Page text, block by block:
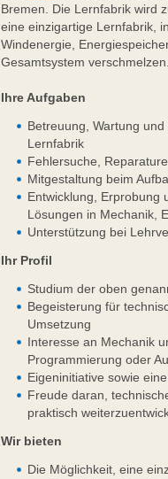
Bremen. Die Lernfabrik wird
eine einzigartige Lernfabrik,
Windenergie,
Gesamtsystem
Ihre Aufgaben
Betreuung, Wartung
Lernfabrik
Fehlersuche,
Mitgestaltung beim
Entwicklung, Erprobung
Lösungen in Mechanik,
Unterstützung bei
Ihr Profil
Studium der oben
Begeisterung für
Umsetzung
Interesse an Mechanik
Programmierung oder
Eigeninitiative sowie
Freude daran,
praktisch
Wir bieten
Die Möglichkeit, eine